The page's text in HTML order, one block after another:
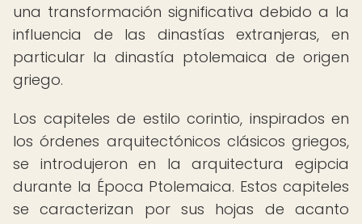
una transformación significativa debido a la
influencia de las dinastías extranjeras, en
particular la dinastía ptolemaica de origen
griego.
Los capiteles de estilo corintio, inspirados en
los órdenes arquitectónicos clásicos griegos,
se introdujeron en la arquitectura egipcia
durante la Época Ptolemaica. Estos capiteles
se caracterizan por sus hojas de acanto